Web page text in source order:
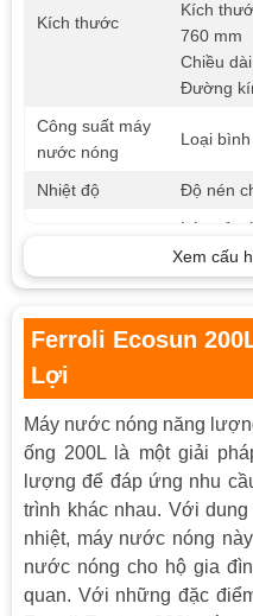
Kích thước
Kích
760 mm
Chiều
Đường
Công suất máy
nước nóng
Loại
Nhiệt độ Độ nén
Lớp vỏ
do tập
Chất liệu vỏ
máy
Xem cấu
Ferroli Ecosun
Lợi
Máy nước nóng năng
ống 200L là một giải
lượng để đáp ứng nhu
trình khác nhau. Với
nhiệt, máy nước nóng
nước nóng cho hộ gia
quan. Với những đặc